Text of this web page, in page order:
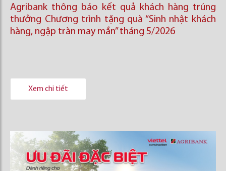
Agribank thông báo kết quả khách hàng trúng
thưởng Chương trình tặng quà “Sinh nhật khách
hàng, ngập tràn may mắn” tháng 5/2026
Xem chi tiết